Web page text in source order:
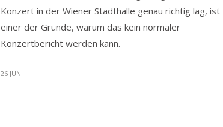
Konzert in der Wiener Stadthalle genau richtig lag, ist
einer der Gründe, warum das kein normaler
Konzertbericht werden kann.
26 JUNI